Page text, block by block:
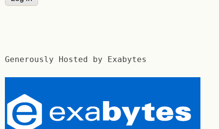
Generously Hosted by Exabytes